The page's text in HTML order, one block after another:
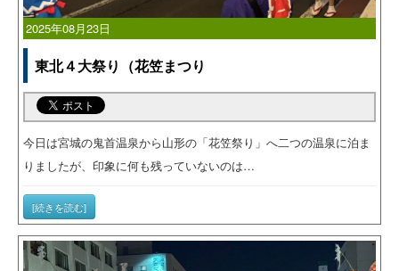
2025年08月23日
東北４大祭り（花笠まつり
今日は宮城の鬼首温泉から山形の「花笠祭り」へ二つの温泉に泊ま
りましたが、印象に何も残っていないのは…
[続きを読む]